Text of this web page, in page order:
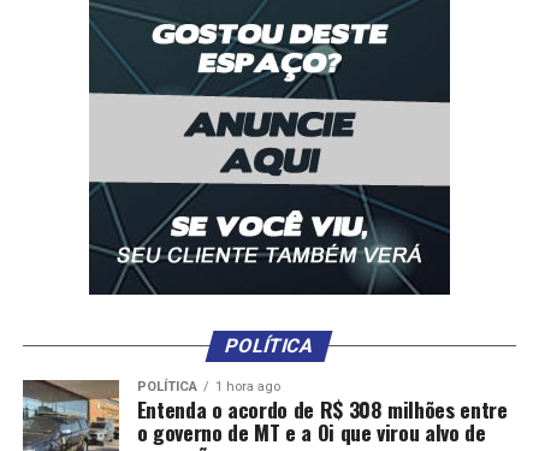
POLÍTICA
POLÍTICA 1 hora ago
Entenda o acordo de R$ 308 milhões entre
o governo de MT e a Oi que virou alvo de